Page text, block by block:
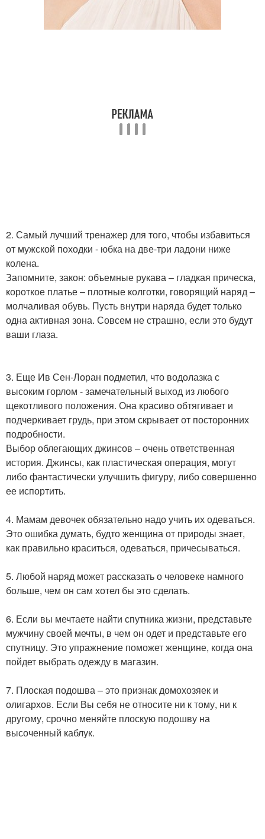
2. Самый лучший тренажер для того, чтобы избавиться
от мужской походки - юбка на две-три ладони ниже
колена.
Запомните, закон: объемные рукава – гладкая прическа,
короткое платье – плотные колготки, говорящий наряд –
молчаливая обувь. Пусть внутри наряда будет только
одна активная зона. Совсем не страшно, если это будут
ваши глаза.
3. Еще Ив Сен-Лоран подметил, что водолазка с
высоким горлом - замечательный выход из любого
щекотливого положения. Она красиво обтягивает и
подчеркивает грудь, при этом скрывает от посторонних
подробности.
Выбор облегающих джинсов – очень ответственная
история. Джинсы, как пластическая операция, могут
либо фантастически улучшить фигуру, либо совершенно
ее испортить.
4. Мамам девочек обязательно надо учить их одеваться.
Это ошибка думать, будто женщина от природы знает,
как правильно краситься, одеваться, причесываться.
5. Любой наряд может рассказать о человеке намного
больше, чем он сам хотел бы это сделать.
6. Если вы мечтаете найти спутника жизни, представьте
мужчину своей мечты, в чем он одет и представьте его
спутницу. Это упражнение поможет женщине, когда она
пойдет выбрать одежду в магазин.
7. Плоская подошва – это признак домохозяек и
олигархов. Если Вы себя не относите ни к тому, ни к
другому, срочно меняйте плоскую подошву на
высоченный каблук.